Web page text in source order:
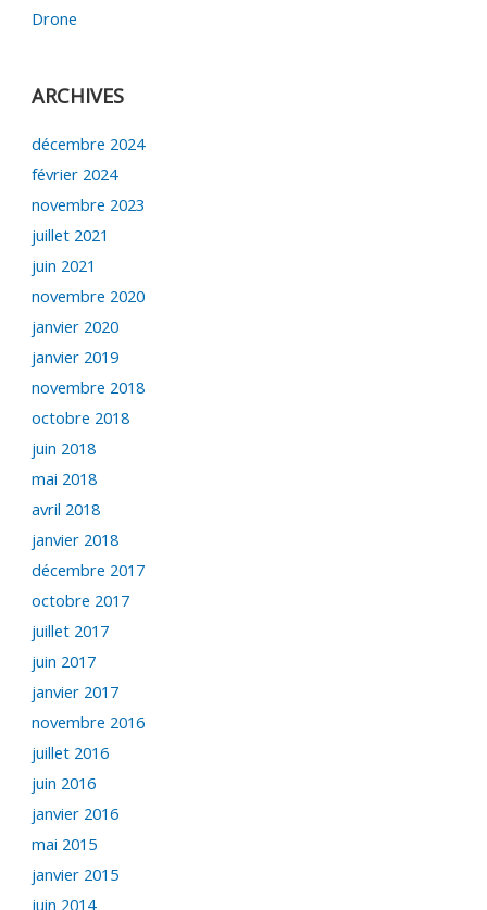
Drone
ARCHIVES
décembre 2024
février 2024
novembre 2023
juillet 2021
juin 2021
novembre 2020
janvier 2020
janvier 2019
novembre 2018
octobre 2018
juin 2018
mai 2018
avril 2018
janvier 2018
décembre 2017
octobre 2017
juillet 2017
juin 2017
janvier 2017
novembre 2016
juillet 2016
juin 2016
janvier 2016
mai 2015
janvier 2015
juin 2014